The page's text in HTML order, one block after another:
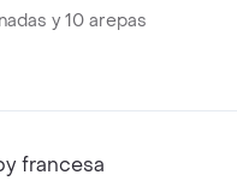
y 10 arepas
francesa